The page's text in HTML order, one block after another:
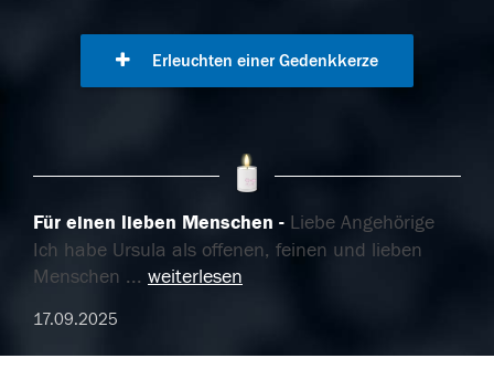
Erleuchten einer Gedenkkerze
Für einen lieben Menschen
Liebe Angehörige
Ich habe Ursula als offenen, feinen und lieben
Menschen ... weiterlesen
17.09.2025